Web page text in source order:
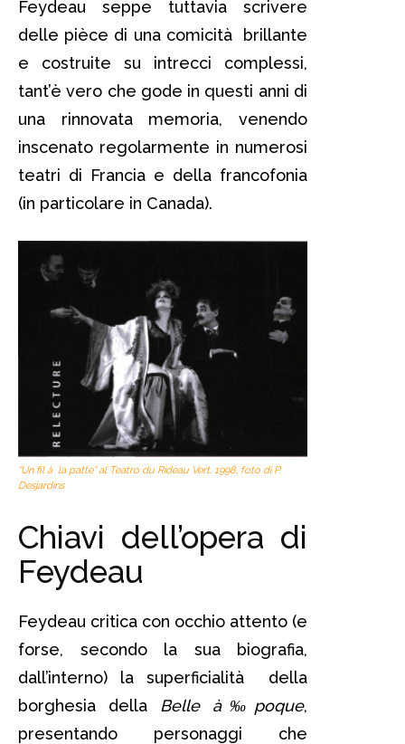
Feydeau seppe tuttavia scrivere
delle pièce di una comicità brillante
e costruite su intrecci complessi,
tant’è vero che gode in questi anni di
una rinnovata memoria, venendo
inscenato regolarmente in numerosi
teatri di Francia e della francofonia
(in particolare in Canada).
“Un fil à la patte” al Teatro du Rideau Vert, 1998, foto di P.
Desjardins
Chiavi dell’opera di
Feydeau
Feydeau critica con occhio attento (e
forse, secondo la sua biografia,
dall’interno) la superficialità della
borghesia della Belle à‰poque,
presentando personaggi che